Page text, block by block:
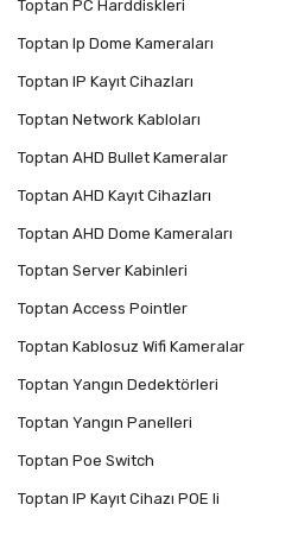
Toptan PC Harddiskleri
Toptan Ip Dome Kameraları
Toptan IP Kayıt Cihazları
Toptan Network Kabloları
Toptan AHD Bullet Kameralar
Toptan AHD Kayıt Cihazları
Toptan AHD Dome Kameraları
Toptan Server Kabinleri
Toptan Access Pointler
Toptan Kablosuz Wifi Kameralar
Toptan Yangın Dedektörleri
Toptan Yangın Panelleri
Toptan Poe Switch
Toptan IP Kayıt Cihazı POE li